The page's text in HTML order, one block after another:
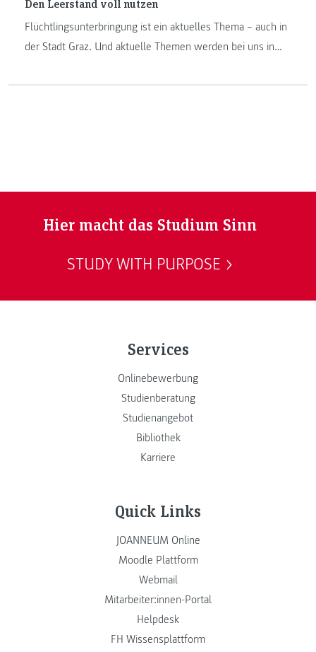
Den Leerstand voll nutzen
Flüchtlingsunterbringung ist ein aktuelles Thema – auch in
der Stadt Graz. Und aktuelle Themen werden bei uns in
Hier macht das Studium Sinn
STUDY WITH PURPOSE
Services
Onlinebewerbung
Studienberatung
Studienangebot
Bibliothek
Karriere
Quick Links
JOANNEUM Online
Moodle Plattform
Webmail
Mitarbeiter:innen-Portal
Helpdesk
FH Wissensplattform